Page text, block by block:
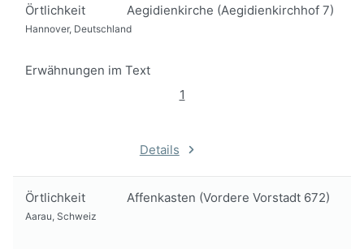
Örtlichkeit Aegidienkirche (Aegidienkirchhof 7)
Hannover, Deutschland
Erwähnungen im Text
1
Details
Örtlichkeit Affenkasten (Vordere Vorstadt 672)
Aarau, Schweiz